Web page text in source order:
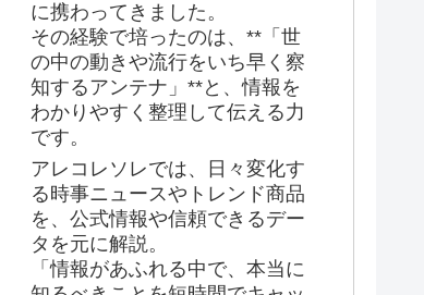
に携わってきました。
その経験で培ったのは、**「世
の中の動きや流行をいち早く察
知するアンテナ」**と、情報を
わかりやすく整理して伝える力
です。
アレコレソレでは、日々変化す
る時事ニュースやトレンド商品
を、公式情報や信頼できるデー
タを元に解説。
「情報があふれる中で、本当に